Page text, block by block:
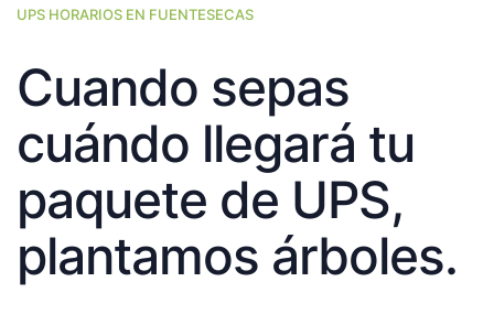
UPS HORARIOS EN FUENTESECAS
Cuando sepas
cuándo llegará tu
paquete de UPS,
plantamos árboles.